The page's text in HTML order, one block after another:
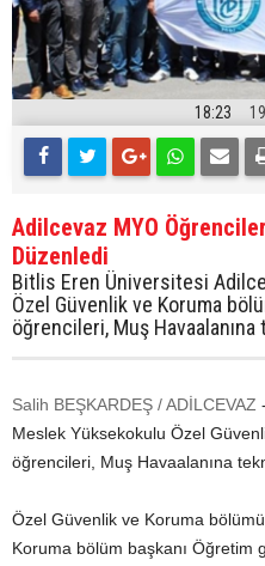
18:23
Adilcevaz MYO
Düzenledi
Bitlis Eren Üniversitesi
Özel Güvenlik ve Koruma
öğrencileri, Muş
Salih BEŞKARDEŞ / ADİLCEVAZ
Meslek Yüksekokulu Özel
öğrencileri, Muş Havaalanına
Özel Güvenlik ve Koruma
Koruma bölüm başkanı Öğretim